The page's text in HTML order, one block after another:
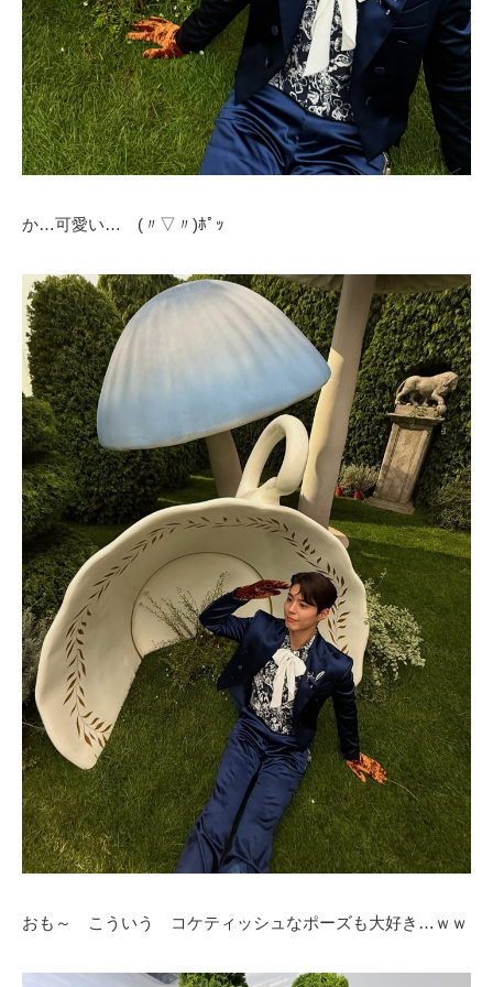
か…可愛い… (〃▽〃)ﾎﾟｯ
おも～ こういう コケティッシュなポーズも大好き…ｗｗ